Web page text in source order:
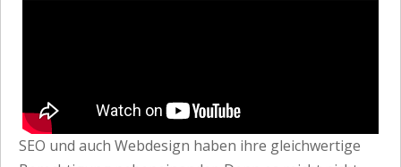
SEO und auch Webdesign haben ihre gleichwertige